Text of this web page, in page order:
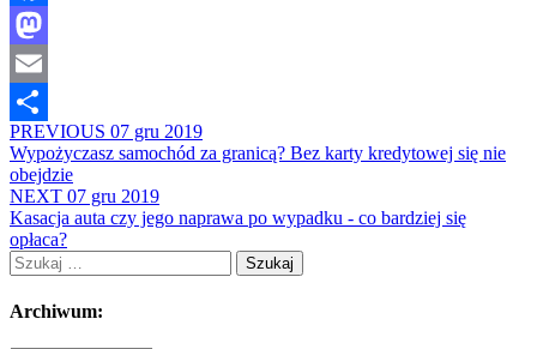
Facebook
Mastodon
Email
Share
PREVIOUS 07 gru 2019
Wypożyczasz samochód za granicą? Bez karty kredytowej się nie
obejdzie
NEXT 07 gru 2019
Kasacja auta czy jego naprawa po wypadku - co bardziej się
opłaca?
Szukaj:
Archiwum: